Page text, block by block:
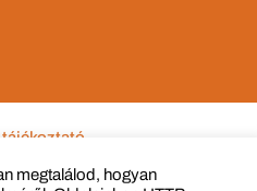
megtalálod, hogyan